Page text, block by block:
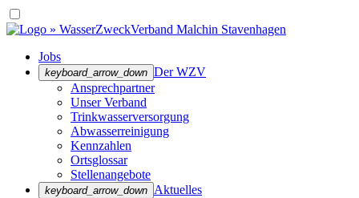
Jobs
keyboard_arrow_down Der WZV
Ansprechpartner
Unser Verband
Trinkwasser­versorgung
Abwasserreinigung
Kennzahlen
Ortsglossar
Stellenangebote
keyboard_arrow_down Aktuelles